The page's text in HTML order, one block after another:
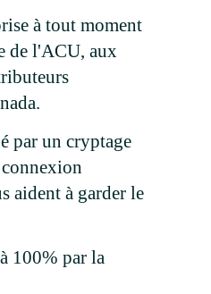
à tout moment
de l'ACU, aux
par un cryptage
aident à garder le
100% par la